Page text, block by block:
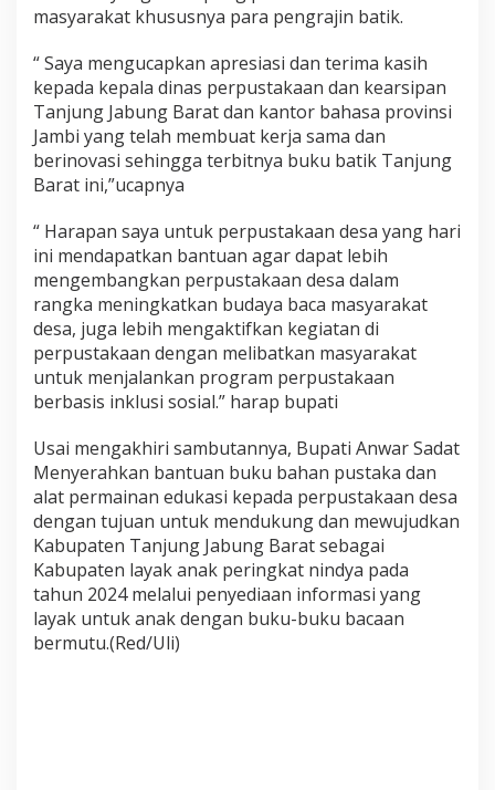
masyarakat khususnya para pengrajin batik.
“ Saya mengucapkan apresiasi dan terima kasih
kepada kepala dinas perpustakaan dan kearsipan
Tanjung Jabung Barat dan kantor bahasa provinsi
Jambi yang telah membuat kerja sama dan
berinovasi sehingga terbitnya buku batik Tanjung
Barat ini,”ucapnya
“ Harapan saya untuk perpustakaan desa yang hari
ini mendapatkan bantuan agar dapat lebih
mengembangkan perpustakaan desa dalam
rangka meningkatkan budaya baca masyarakat
desa, juga lebih mengaktifkan kegiatan di
perpustakaan dengan melibatkan masyarakat
untuk menjalankan program perpustakaan
berbasis inklusi sosial.” harap bupati
Usai mengakhiri sambutannya, Bupati Anwar Sadat
Menyerahkan bantuan buku bahan pustaka dan
alat permainan edukasi kepada perpustakaan desa
dengan tujuan untuk mendukung dan mewujudkan
Kabupaten Tanjung Jabung Barat sebagai
Kabupaten layak anak peringkat nindya pada
tahun 2024 melalui penyediaan informasi yang
layak untuk anak dengan buku-buku bacaan
bermutu.(Red/Uli)